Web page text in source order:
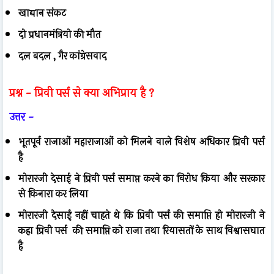
खाद्यान संकट
दो प्रधानमंत्रियो की मौत
दल बदल , गैर कांग्रेसवाद
प्रश्न -प्रिवी पर्स से क्या अभिप्राय है ?
उत्तर -
भूतपूर्व राजाओं महाराजाओं को मिलने वाले विशेषअधिकार प्रिवी पर्स
है
मोरारजी देसाई ने प्रिवी पर्स समाप्त करने का विरोध किया और सरकार
से किनारा कर लिया
मोरारजी देसाई नहीं चाहते थे कि प्रिवी पर्स की समाप्ति होमोरारजी ने
कहा प्रिवी पर्स की समाप्ति को राजा तथारियासतों के साथ विश्वासघात
है